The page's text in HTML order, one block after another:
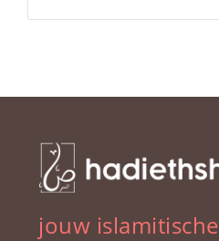
jouw islamitische